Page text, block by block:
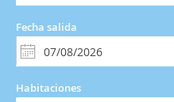
Fecha salida
Habitaciones